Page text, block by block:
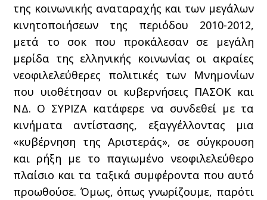
της κοινωνικής αναταραχής και των μεγάλων
κινητοποιήσεων της περιόδου 2010-2012,
μετά το σοκ που προκάλεσαν σε μεγάλη
μερίδα της ελληνικής κοινωνίας οι ακραίες
νεοφιλελεύθερες πολιτικές των Μνημονίων
που υιοθέτησαν οι κυβερνήσεις ΠΑΣΟΚ και
ΝΔ. Ο ΣΥΡΙΖΑ κατάφερε να συνδεθεί με τα
κινήματα αντίστασης, εξαγγέλλοντας μια
«κυβέρνηση της Αριστεράς», σε σύγκρουση
και ρήξη με το παγιωμένο νεοφιλελεύθερο
πλαίσιο και τα ταξικά συμφέροντα που αυτό
προωθούσε. Όμως, όπως γνωρίζουμε, παρότι